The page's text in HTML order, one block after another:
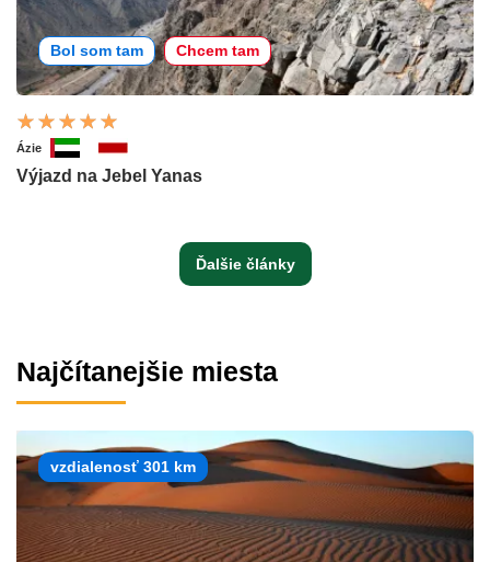
Bol som tam Chcem tam
Ázie
Výjazd na Jebel Yanas
Ďalšie články
Najčítanejšie miesta
vzdialenosť 301 km